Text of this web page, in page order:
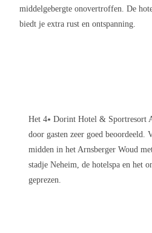
middelgebergte onovertroffen. De
biedt je extra rust en ontspanning.
Het 4⭑ Dorint Hotel & Sportresort
door gasten zeer goed beoordeeld.
midden in het Arnsberger Woud
stadje Neheim, de hotelspa en het
geprezen.